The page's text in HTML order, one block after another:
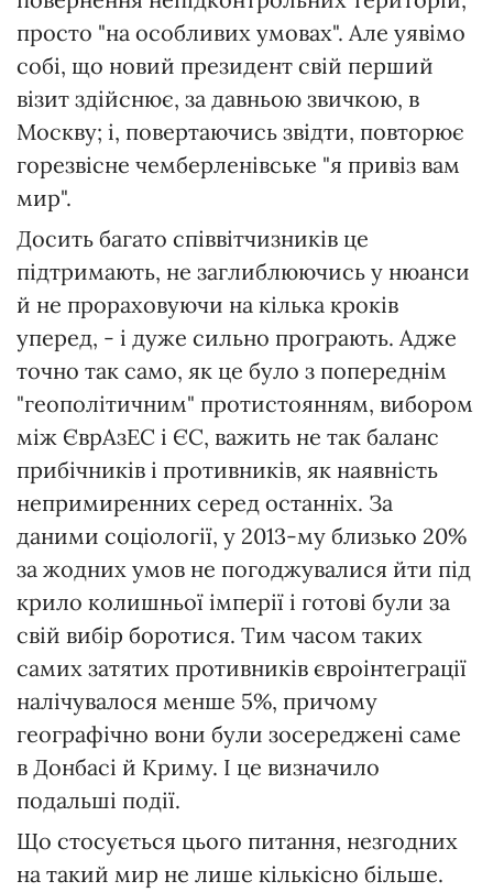
просто "на особливих умовах". Але уявімо
собі, що новий президент свій перший
візит здійснює, за давньою звичкою, в
Москву; і, повертаючись звідти, повторює
горезвісне чемберленівське "я привіз вам
мир".
Досить багато співвітчизників це
підтримають, не заглиблюючись у нюанси
й не прораховуючи на кілька кроків
уперед, - і дуже сильно програють. Адже
точно так само, як це було з попереднім
"геополітичним" протистоянням, вибором
між ЄврАзЕС і ЄС, важить не так баланс
прибічників і противників, як наявність
непримиренних серед останніх. За
даними соціології, у 2013-му близько 20%
за жодних умов не погоджувалися йти під
крило колишньої імперії і готові були за
свій вибір боротися. Тим часом таких
самих затятих противників євроінтеграції
налічувалося менше 5%, причому
географічно вони були зосереджені саме
в Донбасі й Криму. І це визначило
подальші події.
Що стосується цього питання, незгодних
на такий мир не лише кількісно більше.